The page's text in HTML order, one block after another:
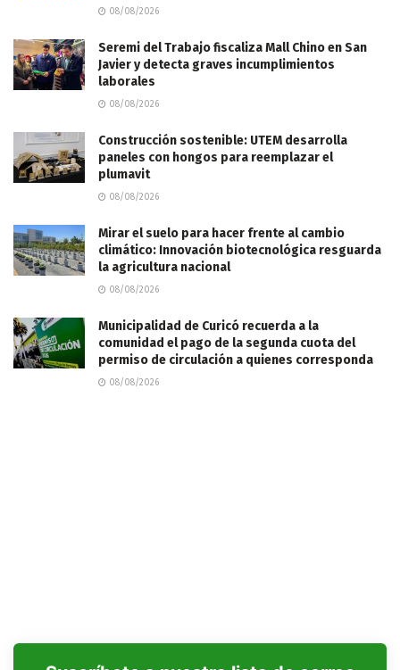
08/08/2026
Seremi del Trabajo fiscaliza Mall Chino en San
Javier y detecta graves incumplimientos
laborales
08/08/2026
Construcción sostenible: UTEM desarrolla
paneles con hongos para reemplazar el
plumavit
08/08/2026
Mirar el suelo para hacer frente al cambio
climático: Innovación biotecnológica resguarda
la agricultura nacional
08/08/2026
Municipalidad de Curicó recuerda a la
comunidad el pago de la segunda cuota del
permiso de circulación a quienes corresponda
08/08/2026